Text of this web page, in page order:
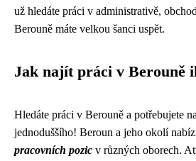
už hledáte práci v administrativě,
Berouně máte velkou šanci uspět.
Jak najít práci v Berouně
Hledáte práci v Berouně a potřebujete
jednoduššího! Beroun a jeho okolí
pracovních pozic v různých oborech.